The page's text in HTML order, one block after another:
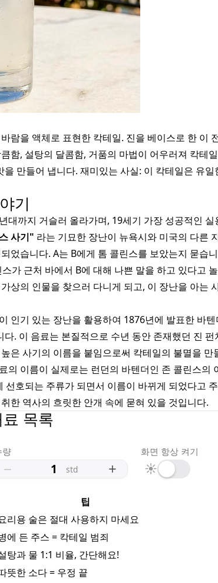
람을 액체로 표현한 칵테일. 진을 베이스로 한 이
함, 설탕의 달콤함, 거품의 마법이 어우러져 칵테
만들어 냅니다. 재미있는 사실: 이 칵테일은 유일
기
대까지 거슬러 올라가며, 19세기 가장 성공적인 실
사기" 라는 기묘한 장난이 뉴욕시와 미국의 다른
었습니다. A는 B에게 톰 콜린스를 보았는지 묻습
가 근처 바에서 B에 대해 나쁜 말을 하고 있다고
상의 인물을 찾으러 다니게 되고, 이 장난을 아는
인기 있는 장난을 활용하여 1876년에 발표한 바
. 이 음료는 본질적으로 수년 동안 존재했던 진 펀
은 사기의 이름을 붙임으로써 칵테일의 불멸을 만
의 이름이 실제로는 런던의 바텐더인 존 콜린스의
선호되는 주류가 되면서 이름이 바뀌게 되었다고
한 역사의 흐릿한 안개 속에 묻혀 있을 것입니다.
목록
량
− std +
화면 항상 켜기
☀
팁
리용 술은 절대 사용하지 마세요
에 든 주스 = 칵테일 범죄
탕과 물 1:1 비율, 간단해요!
뜻한 소다 = 우정 끝